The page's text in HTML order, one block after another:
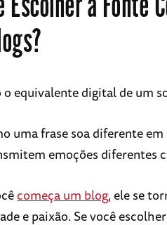
o equivalente digital de um
uma frase soa diferente
emoções diferentes
começa um blog, ele se
e paixão. Se você